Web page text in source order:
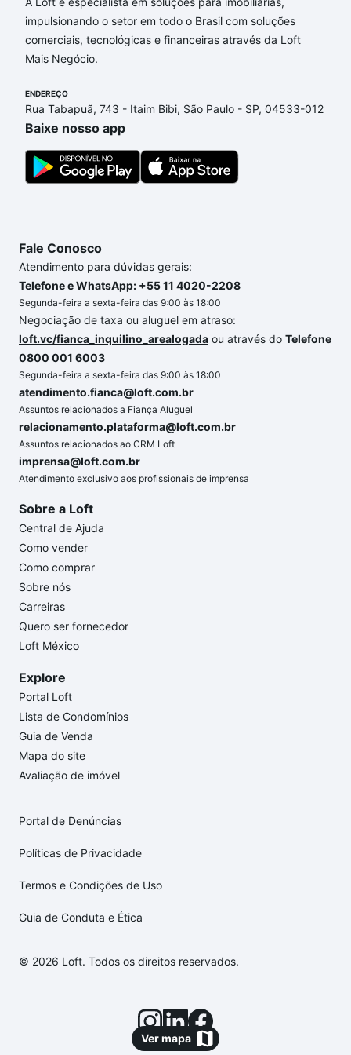
Ver mapa
0 e com nossas opções de financiamento imobiliário
as parcelas podem se adequar ao seu orçamento.
Se ainda tem alguma dúvida dos custos envolvidos
quanto custa comprar um apartamento
a gente para comprar o imóvel dos seus sonhos
com segurança e conforto. Loft, com você até as
chaves.
impulsionando o setor em todo o Brasil com soluções
comerciais, tecnológicas e financeiras através da Loft
Mais Negócio.
ENDEREÇO
Rua Tabapuã, 743 - Itaim Bibi, São Paulo - SP, 04533-012
Baixe nosso app
Fale Conosco
Atendimento para dúvidas gerais:
Telefone e WhatsApp: +55 11 4020-2208
Segunda-feira a sexta-feira das 9:00 às 18:00
Negociação de taxa ou aluguel em atraso:
loft.vc/fianca_inquilino_arealogada ou através do Telefone
0800 001 6003
Segunda-feira a sexta-feira das 9:00 às 18:00
atendimento.fianca@loft.com.br
Assuntos relacionados a Fiança Aluguel
relacionamento.plataforma@loft.com.br
Assuntos relacionados ao CRM Loft
imprensa@loft.com.br
Atendimento exclusivo aos profissionais de imprensa
Sobre a Loft
Central de Ajuda
Como vender
Como comprar
Sobre nós
Carreiras
Quero ser fornecedor
Loft México
Explore
Portal Loft
Lista de Condomínios
Guia de Venda
Mapa do site
Avaliação de imóvel
Portal de Denúncias
Políticas de Privacidade
Termos e Condições de Uso
Guia de Conduta e Ética
© 2026 Loft. Todos os direitos reservados.